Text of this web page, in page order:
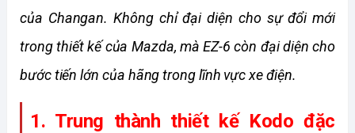
của Changan. Không chỉ đại diện cho sự đổi mới
trong thiết kế của Mazda, mà EZ-6 còn đại diện cho
bước tiến lớn của hãng trong lĩnh vực xe điện.
1. Trung thành thiết kế Kodo đặc